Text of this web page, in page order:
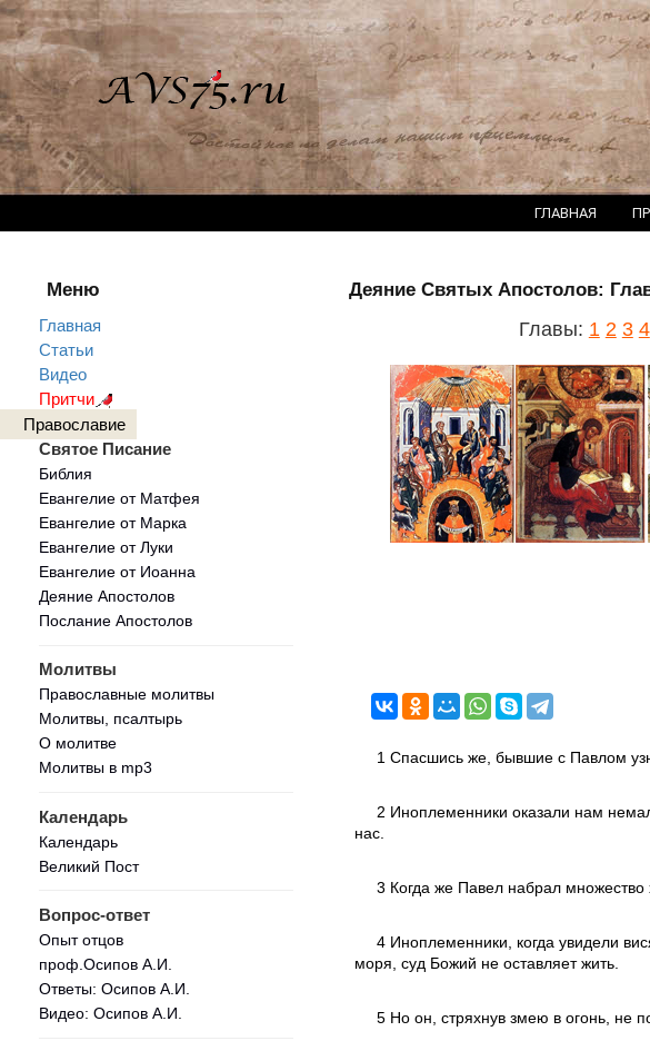
ГЛАВНАЯ
Меню
Главная
Статьи
Видео
Притчи
Православие
Святое Писание
Библия
Евангелие от Матфея
Евангелие от Марка
Евангелие от Луки
Евангелие от Иоанна
Деяние Апостолов
Послание Апостолов
Молитвы
Православные молитвы
Молитвы, псалтырь
О молитве
Молитвы в mp3
Календарь
Календарь
Великий Пост
Вопрос-ответ
Опыт отцов
проф.Осипов А.И.
Ответы: Осипов А.И.
Видео: Осипов А.И.
Деяние Святых Апостолов:
Главы: 1 2 3 4
1 Спасшись же, бывшие с Павлом
2 Иноплеменники оказали нам
нас.
3 Когда же Павел набрал множество
4 Иноплеменники, когда увидели
моря, суд Божий не оставляет жить.
5 Но он, стряхнув змею в огонь, не